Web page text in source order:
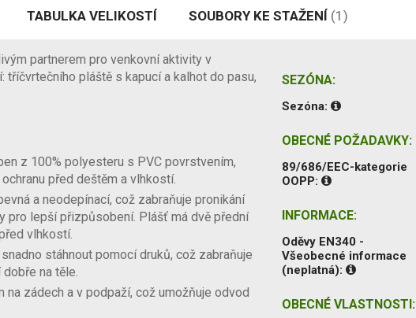
TABULKA VELIKOSTÍ SOUBORY KE STAŽENÍ (1)
partnerem pro venkovní aktivity v
pláště s kapucí a kalhot do pasu,
z 100% polyesteru s PVC povrstvením,
před deštěm a vlhkostí.
a neodepínací, což zabraňuje pronikání
pro lepší přizpůsobení. Plášť má dvě přední
vlhkostí.
stáhnout pomocí druků, což zabraňuje
na těle.
na zádech a v podpaží, což umožňuje odvod
SEZÓNA:
Sezóna:
OBECNÉ POŽADAVKY:
89/686/EEC-kategorie
OOPP:
INFORMACE:
Oděvy EN340 -
Všeobecné informace
(neplatná):
OBECNÉ VLASTNOSTI: